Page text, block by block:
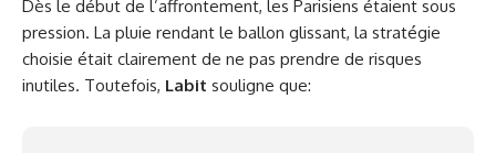
Dès le début de l’affrontement, les Parisiens étaient sous
pression. La pluie rendant le ballon glissant, la stratégie
choisie était clairement de ne pas prendre de risques
inutiles. Toutefois, Labit souligne que: